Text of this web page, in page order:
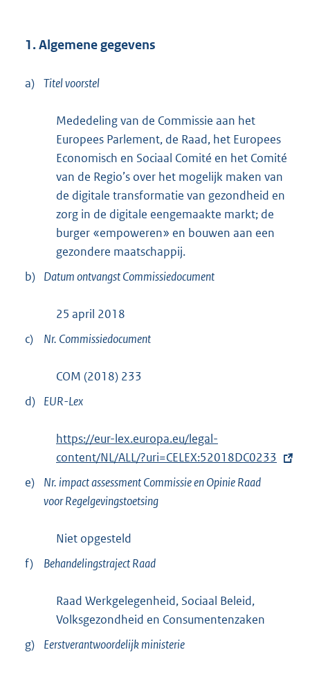
1. Algemene gegevens
a) Titel voorstel
Mededeling van de Commissie aan het
Europees Parlement, de Raad, het Europees
Economisch en Sociaal Comité en het Comité
van de Regio’s over het mogelijk maken van
de digitale transformatie van gezondheid en
zorg in de digitale eengemaakte markt; de
burger «empoweren» en bouwen aan een
gezondere maatschappij.
b) Datum ontvangst Commissiedocument
25 april 2018
c)
Nr. Commissiedocument
COM (2018) 233
d) EUR-Lex
E
x
t
e
n
l
n
k
:
https://eur-lex.europa.eu/legal-
content/NL/ALL/?uri=CELEX:52018DC0233
e)
Nr. impact assessment Commissie en Opinie Raad
voor Regelgevingstoetsing
Niet opgesteld
f)
Behandelingstraject Raad
Raad Werkgelegenheid, Sociaal Beleid,
Volksgezondheid en Consumentenzaken
g)
Eerstverantwoordelijk ministerie